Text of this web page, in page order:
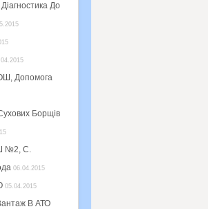
До
Допомога
Борщів
№2, С.
06.04.2015
05.04.2015
В АТО